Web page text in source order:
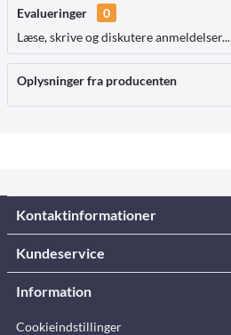
Evalueringer
0
Læse, skrive og diskutere anmeldelser...
Oplysninger fra producenten
Kontaktinformationer
Kundeservice
Information
Cookieindstillinger